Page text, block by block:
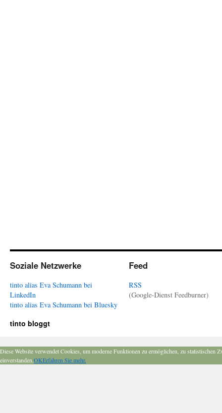
Soziale Netzwerke
tinto alias Eva Schumann bei
LinkedIn
tinto alias Eva Schumann bei Bluesky
Feed
RSS
(Google-Dienst Feedburner)
tinto bloggt
Diese Website verwendet Cookies, um moderne Funktionen zu ermöglichen, zu
einverstanden.OKErfahren Sie mehr.